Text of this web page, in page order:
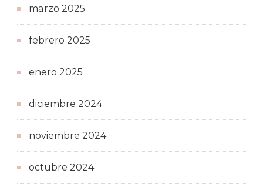
marzo 2025
febrero 2025
enero 2025
diciembre 2024
noviembre 2024
octubre 2024